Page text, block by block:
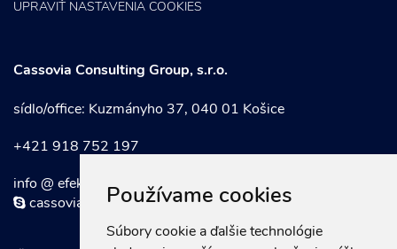
Používame cookies
Súbory cookie a ďalšie technológie
UPRAVIŤ NASTAVENIA COOKIES
Cassovia Consulting Group, s.r.o.
sídlo/office: Kuzmányho 37, 040 01 Košice
+421 918 752 197
info @ efektivnymarketing . sk
cassoviaconsultinggroup